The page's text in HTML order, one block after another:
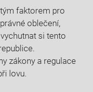
faktorem pro
oblečení,
si ⁣tento
zákony a regulace
lovu.